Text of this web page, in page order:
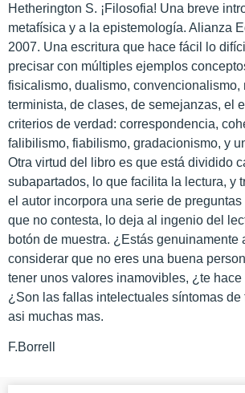
Hetherington S. ¡Filosofia! Una breve
metafísica y a la epistemología. Alianza
2007. Una escritura que hace fácil lo
precisar con múltiples ejemplos
fisicalismo, dualismo, convencionalismo,
terminista, de clases, de semejanzas, el
criterios de verdad: correspondencia,
falibilismo, fiabilismo, gradacionismo, y
Otra virtud del libro es que está dividido
subapartados, lo que facilita la lectura, y
el autor incorpora una serie de preguntas
que no contesta, lo deja al ingenio del
botón de muestra. ¿Estás genuinamente
considerar que no eres una buena
tener unos valores inamovibles, ¿te
¿Son las fallas intelectuales síntomas de
asi muchas mas.
F.Borrell